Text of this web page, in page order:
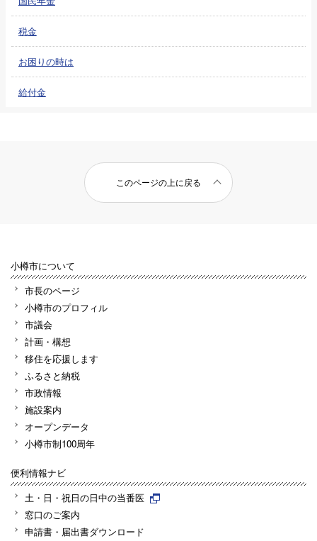
税金
お困りの時は
給付金
このページの上に戻る
小樽市について
市長のページ
小樽市のプロフィル
市議会
計画・構想
移住を応援します
ふるさと納税
市政情報
施設案内
オープンデータ
小樽市制100周年
便利情報ナビ
土・日・祝日の日中の当番医
窓口のご案内
申請書・届出書ダウンロード